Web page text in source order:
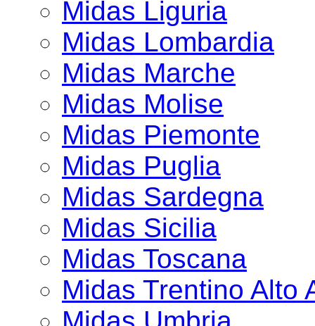
Midas Liguria
Midas Lombardia
Midas Marche
Midas Molise
Midas Piemonte
Midas Puglia
Midas Sardegna
Midas Sicilia
Midas Toscana
Midas Trentino Alto